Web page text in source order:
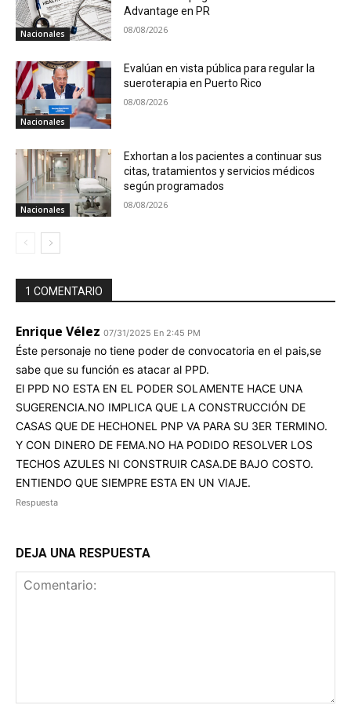
Nacionales
Advantage en PR
08/08/2026
Nacionales
Evalúan en vista pública para regular la
sueroterapia en Puerto Rico
08/08/2026
Nacionales
Exhortan a los pacientes a continuar sus
citas, tratamientos y servicios médicos
según programados
08/08/2026
1 COMENTARIO
Enrique Vélez 07/31/2025 En 2:45 PM
Éste personaje no tiene poder de convocatoria en el pais,se
sabe que su función es atacar al PPD.
El PPD NO ESTA EN EL PODER SOLAMENTE HACE UNA
SUGERENCIA.NO IMPLICA QUE LA CONSTRUCCIÓN DE
CASAS QUE DE HECHONEL PNP VA PARA SU 3ER TERMINO.
Y CON DINERO DE FEMA.NO HA PODIDO RESOLVER LOS
TECHOS AZULES NI CONSTRUIR CASA.DE BAJO COSTO.
ENTIENDO QUE SIEMPRE ESTA EN UN VIAJE.
Respuesta
DEJA UNA RESPUESTA